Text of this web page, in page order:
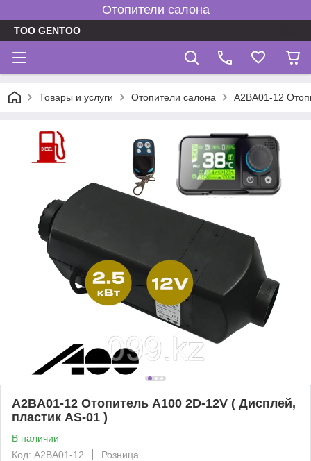
Отопители салона
TOO GENTOO
Товары и услуги Отопители салона A2BA01-12
A2BA01-12 Отопитель A100 2D-12V ( Дисплей,
пластик AS-01 )
В наличии
Код: A2BA01-12
Розница